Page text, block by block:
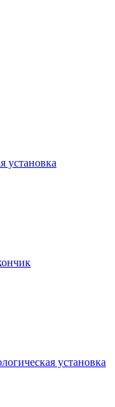
установка
установка